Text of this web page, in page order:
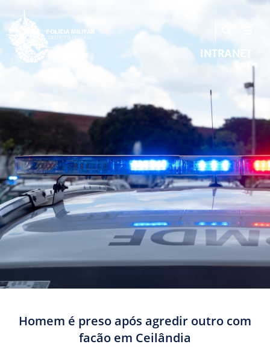
INTRANET
Homem é preso após agredir outro com
facão em Ceilândia